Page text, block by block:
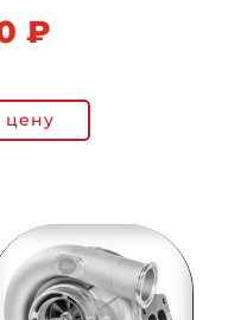
₽
цену